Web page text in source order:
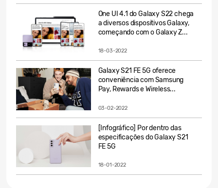
One UI 4.1 do Galaxy S22 chega
a diversos dispositivos Galaxy,
começando com o Galaxy Z...
18-03-2022
Galaxy S21 FE 5G oferece
conveniência com Samsung
Pay, Rewards e Wireless...
03-02-2022
[Infográfico] Por dentro das
especificações do Galaxy S21
FE 5G
18-01-2022